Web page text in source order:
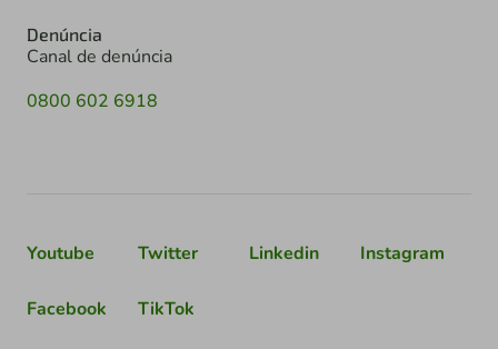
Denúncia
Canal de denúncia
0800 602 6918
Youtube Twitter Linkedin Instagram
Facebook TikTok